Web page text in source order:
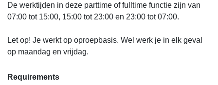
De werktijden in deze parttime of fulltime functie zijn van
07:00 tot 15:00, 15:00 tot 23:00 en 23:00 tot 07:00.
Let op! Je werkt op oproepbasis. Wel werk je in elk geval
op maandag en vrijdag.
Requirements